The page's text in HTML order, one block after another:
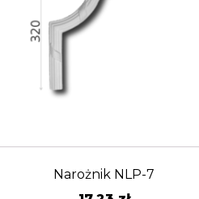
Narożnik NLP-7